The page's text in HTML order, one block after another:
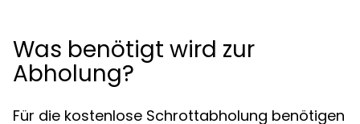
Was benötigt wird zur
Abholung?
Für die kostenlose Schrottabholung benötigen